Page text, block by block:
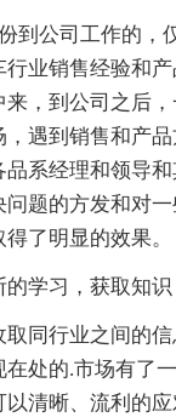
到公司工作的，
业销售经验和
，到公司之后
遇到销售和产
系经理和领导
题的方发和对
了明显的效果。
的学习，获取知识
取同行业之间的
处的.市场有了
清晰、流利的